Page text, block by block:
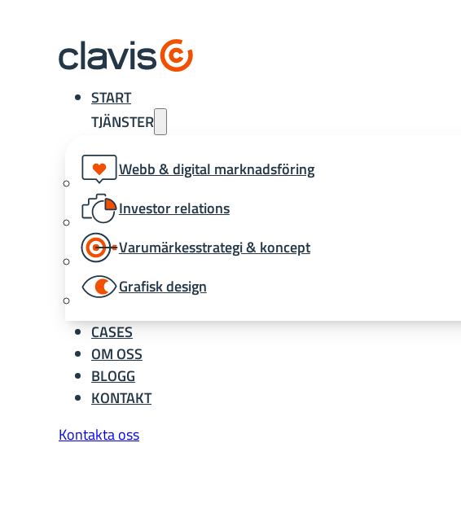
START
TJÄNSTER
Webb & digital marknadsföring
Investor relations
Varumärkesstrategi & koncept
Grafisk design
CASES
OM OSS
BLOGG
KONTAKT
Kontakta oss